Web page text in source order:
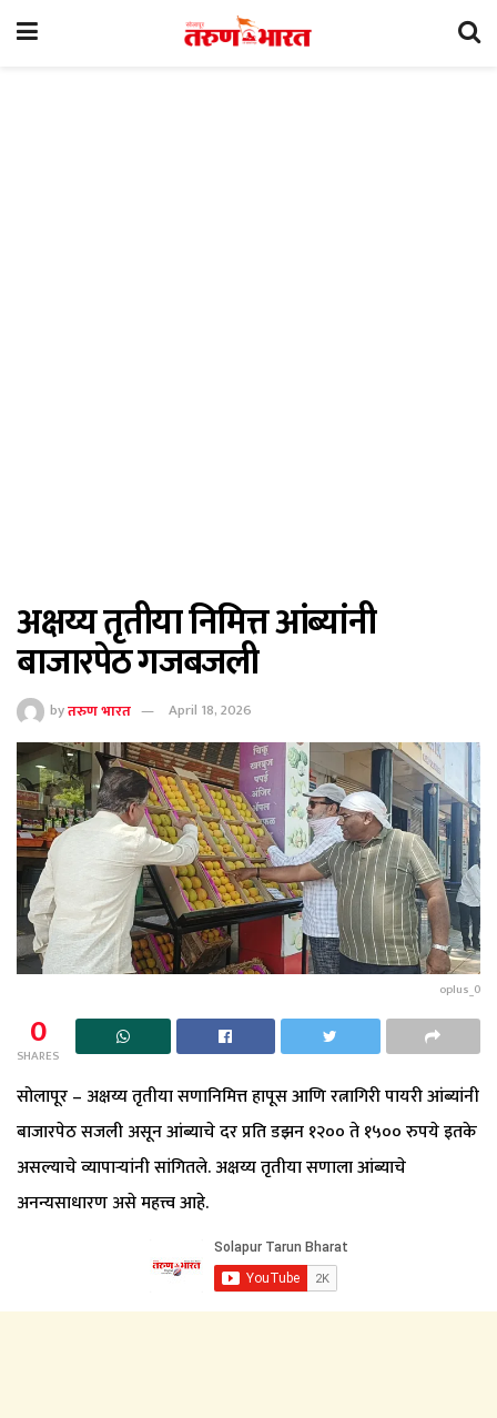
अक्षय्य तृतीया निमित्त आंब्यांनी
बाजारपेठ गजबजली
byतरुण भारत April 18, 2026
oplus_0
0
SHARES
सोलापूर – अक्षय्य तृतीया सणानिमित्त हापूस आणि रत्नागिरी पायरी आंब्यांनी
बाजारपेठ सजली असून आंब्याचे दर प्रति डझन १२०० ते १५०० रुपये इतके
असल्याचे व्यापाऱ्यांनी सांगितले. अक्षय्य तृतीया सणाला आंब्याचे
अनन्यसाधारण असे महत्त्व आहे.